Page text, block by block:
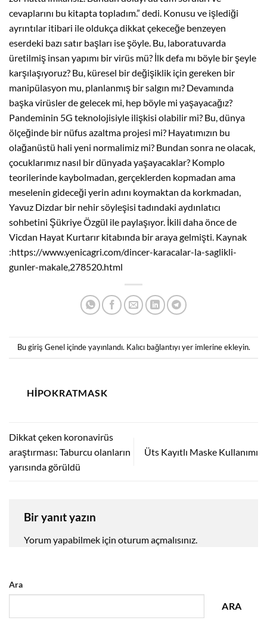
cevaplarını bu kitapta topladım.” dedi. Konusu ve işlediği
ayrıntılar itibari ile oldukça dikkat çekeceğe benzeyen
eserdeki bazı satır başları ise şöyle. Bu, laboratuvarda
üretilmiş insan yapımı bir virüs mü? İlk defa mı böyle bir şeyle
karşılaşıyoruz? Bu, küresel bir değişiklik için gereken bir
manipülasyon mu, planlanmış bir salgın mı? Devamında
başka virüsler de gelecek mi, hep böyle mi yaşayacağız?
Pandeminin 5G teknolojisiyle ilişkisi olabilir mi? Bu, dünya
ölçeğinde bir nüfus azaltma projesi mi? Hayatımızın bu
olağanüstü hali yeni normalimiz mi? Bundan sonra ne olacak,
çocuklarımız nasıl bir dünyada yaşayacaklar? Komplo
teorilerinde kaybolmadan, gerçeklerden kopmadan ama
meselenin gideceği yerin adını koymaktan da korkmadan,
Yavuz Dizdar bir nehir söyleşisi tadındaki aydınlatıcı
sohbetini Şükriye Özgül ile paylaşıyor. İkili daha önce de
Vicdan Hayat Kurtarır kitabında bir araya gelmişti. Kaynak
:https://www.yenicagri.com/dincer-karacalar-la-saglikli-
gunler-makale,278520.html
Bu giriş Geneliçinde yayınlandı. Kalıcı bağlantıyıyer imlerine ekleyin.
HIPOKRATMASK
Dikkat çeken koronavirüs
araştırması: Taburcu olanların
yarısında görüldü
Üts Kayıtlı Maske Kullanımı
Bir yanıt yazın
Yorum yapabilmek için oturum açmalısınız
Ara
ARA